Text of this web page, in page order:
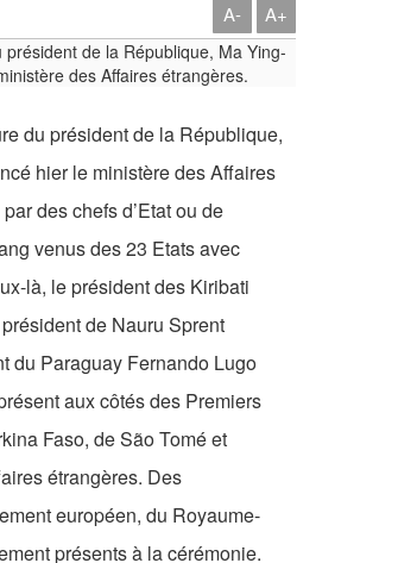
A- A+
du président de la République,
hier le ministère des Affaires
des chefs d’Etat ou de
venus des 23 Etats avec
là, le président des Kiribati
de Nauru Sprent
du Paraguay Fernando Lugo
aux côtés des Premiers
Faso, de São Tomé et
étrangères. Des
européen, du Royaume-
présents à la cérémonie.